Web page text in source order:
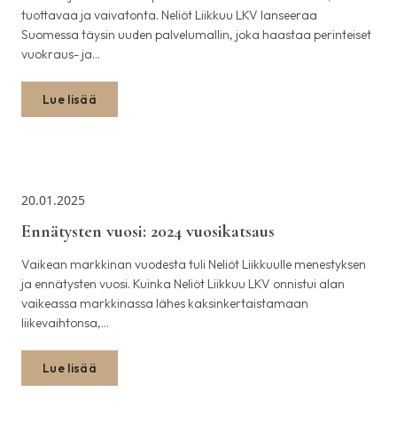
tuottavaa ja vaivatonta. Neliöt Liikkuu LKV lanseeraa
Suomessa täysin uuden palvelumallin, joka haastaa perinteiset
vuokraus- ja…
Lue lisää
20.01.2025
Ennätysten vuosi: 2024 vuosikatsaus
Vaikean markkinan vuodesta tuli Neliöt Liikkuulle menestyksen
ja ennätysten vuosi. Kuinka Neliöt Liikkuu LKV onnistui alan
vaikeassa markkinassa lähes kaksinkertaistamaan
liikevaihtonsa,…
Lue lisää